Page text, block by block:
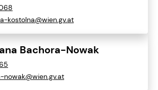
kostolna@wien.gv.at
Bachora-Nowak